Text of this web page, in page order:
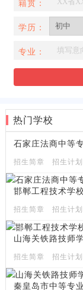
籍贯：
学历：
专业：
热门学校
石家庄法商中等
招生简章 招生计划
邯郸工程技术学校
招生简章 招生计划
山海关铁路技师
招生简章 招生计划
秦皇岛市中等专